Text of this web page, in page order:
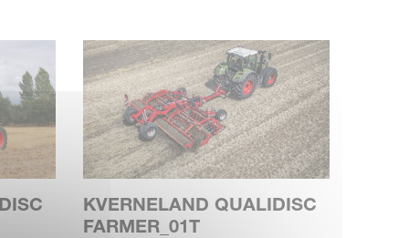
KVERNELAND QUALIDISC
FARMER_01T